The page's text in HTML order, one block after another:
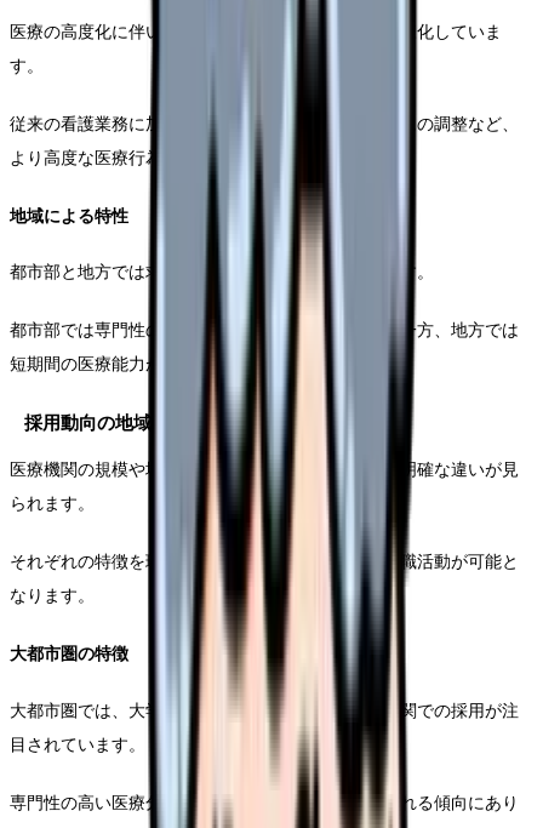
医療の高度化に伴い、看護師に求められる役割も多様化していま
す。
従来の看護業務に加え、特定行為の実施や医療チームの調整など、
より高度な医療行為への関与が期待されています。
地域による特性
都市部と地方では求められる役割に違いが見られます。
都市部では専門性の高い医療への従事が中心となる一方、地方では
短期間の医療能力が求められる傾向にあります。
採用動向の地域特性
医療機関の規模や地域特性によって、採用動向には明確な違いが見
られます。
それぞれの特徴を理解することで、より効果的な就職活動が可能と
なります。
大都市圏の特徴
大都市圏では、大学病院を中心とした高度な医療機関での採用が注
目されています。
専門性の高い医療分野での経験や研究実績が重視される傾向にあり